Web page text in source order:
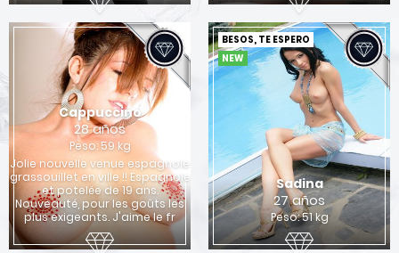
Cappuccino
28 años
Peso: 59 kg
Jolie nouvelle venue espagnole
grassouillet en ville !! Espagnole
et potelée de 19 ans.
Nouveauté, pour les goûts les
plus exigeants. J'aime le fr
NEW
BESOS, TE ESPERO
Sadina
27 años
Peso: 51 kg